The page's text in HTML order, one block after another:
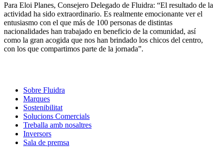
Para Eloi Planes, Consejero Delegado de Fluidra: “El resultado de la
actividad ha sido extraordinario. Es realmente emocionante ver el
entusiasmo con el que más de 100 personas de distintas
nacionalidades han trabajado en beneficio de la comunidad, así
como la gran acogida que nos han brindado los chicos del centro,
con los que compartimos parte de la jornada”.
Sobre Fluidra
Marques
Sostenibilitat
Solucions Comercials
Treballa amb nosaltres
Inversors
Sala de premsa